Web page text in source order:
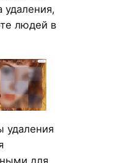
удаления,
людей в
удаления